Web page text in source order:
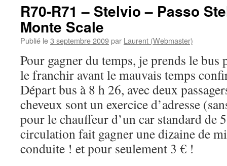
R70-R71 – Stelvio – Passo
Monte Scale
Publié le3 septembre 2009par Laurent (Webmaster)
Pour gagner du temps, je prends le bus
le franchir avant le mauvais temps
Départ bus à 8 h 26, avec deux
cheveux sont un exercice d’adresse
pour le chauffeur d’un car standard de
circulation fait gagner une dizaine de
conduite ! et pour seulement 3 € !